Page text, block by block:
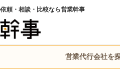
頼・相談・比較なら営業幹事
営業代行会社を